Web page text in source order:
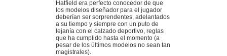
Hatfield era perfecto conocedor de que
los modelos diseñador para el jugador
deberían ser sorprendentes, adelantados
a su tiempo y siempre con un puto de
lejanía con el calzado deportivo, reglas
que ha cumplido hasta el momento (a
pesar de los últimos modelos no sean tan
magistrales).